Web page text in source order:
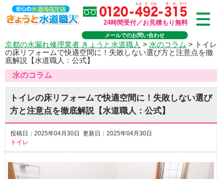
24時間受付／お見積もり無料
メールでのお問い合わせ
京都の水漏れ修理業者 きょうと水道職人 > 水のコラム >
トイレ
の床リフォームで快適空間に！失敗しない選び方と注意点を徹
底解説【水道職人：公式】
水のコラム
トイレの床リフォームで快適空間に！失敗しない選び
方と注意点を徹底解説【水道職人：公式】
投稿日：2025年04月30日 更新日：2025年04月30日
トイレ